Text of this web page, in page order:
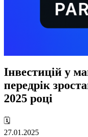
Інвестицій у
передрік
2025 році
🗓️
27.01.2025